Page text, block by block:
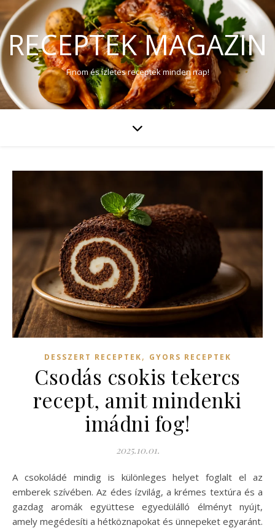
RECEPTEK MAGAZIN
Finom és ízletes receptek minden nap!
DESSZERT RECEPTEK, GYORS RECEPTEK
Csodás csokis tekercs
recept, amit mindenki
imádni fog!
2025.10.01.
A csokoládé mindig is különleges helyet foglalt el az
emberek szívében. Az édes ízvilág, a krémes textúra és a
gazdag aromák együttese egyedülálló élményt nyújt,
amely megédesíti a hétköznapokat és ünnepeket egyaránt.